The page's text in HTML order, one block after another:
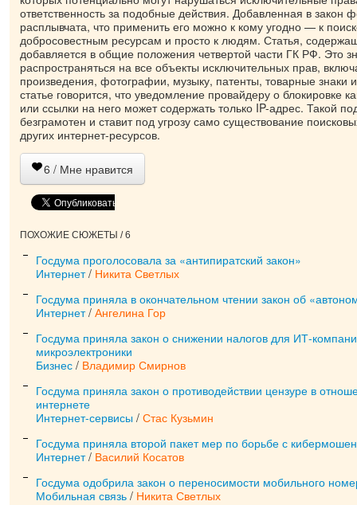
ответственность за подобные действия. Добавленная в закон
расплывчата, что применить его можно к кому угодно — к
добросовестным ресурсам и просто к людям. Статья,
добавляется в общие положения четвертой части ГК РФ. Это
распространяться на все объекты исключительных прав,
произведения, фотографии, музыку, патенты, товарные знаки
статье говорится, что уведомление провайдеру о блокировке
или ссылки на него может содержать только IP-адрес. Такой
безграмотен и ставит под угрозу само существование
других интернет-ресурсов.
6 / Мне нравится
ПОХОЖИЕ СЮЖЕТЫ / 6
Госдума проголосовала за «антипиратский закон»
Интернет/ Никита Светлых
Госдума приняла в окончательном чтении закон об
Интернет/ Ангелина Гор
Госдума приняла закон о снижении налогов для ИТ-
микроэлектроники
Бизнес / Владимир Смирнов
Госдума приняла закон о противодействии цензуре в
интернете
Интернет-сервисы / Стас Кузьмин
Госдума приняла второй пакет мер по борьбе с
Интернет/ Василий Косатов
Госдума одобрила закон о переносимости мобильного
Мобильная связь / Никита Светлых